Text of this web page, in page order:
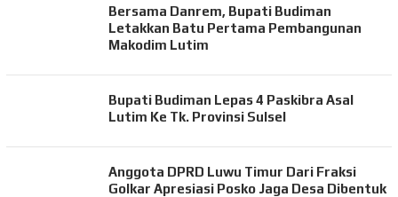
Bersama Danrem, Bupati Budiman
Letakkan Batu Pertama Pembangunan
Makodim Lutim
Bupati Budiman Lepas 4 Paskibra Asal
Lutim Ke Tk. Provinsi Sulsel
Anggota DPRD Luwu Timur Dari Fraksi
Golkar Apresiasi Posko Jaga Desa Dibentuk